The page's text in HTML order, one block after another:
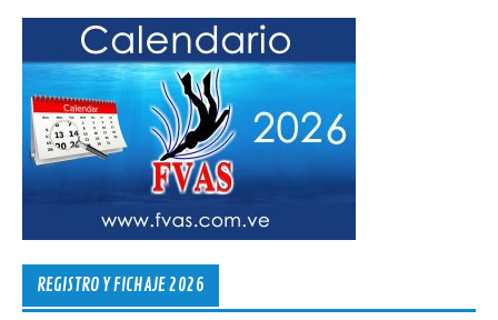
REGISTRO Y FICHAJE 2026